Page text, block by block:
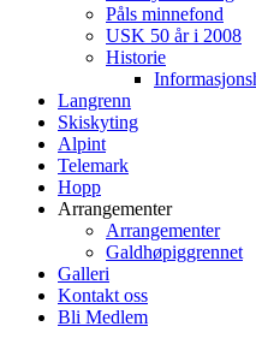
Påls minnefond
USK 50 år i 2008
Historie
Langrenn
Skiskyting
Alpint
Telemark
Hopp
Arrangementer
Arrangementer
Galdhøpiggrennet
Galleri
Kontakt oss
Bli Medlem